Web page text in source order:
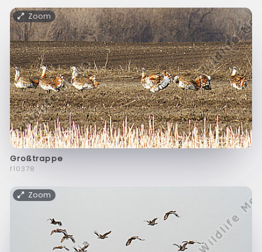
Zoom
Großtrappe
f10378
Zoom